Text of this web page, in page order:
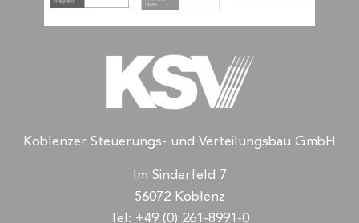
Koblenzer Steuerungs- und Verteilungsbau GmbH
Im Sinderfeld 7
56072 Koblenz
Tel: +49 (0) 261-8991-0